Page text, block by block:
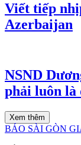
Viết tiếp
Azerbaijan
NSND
phải luôn là
Xem thêm
BÁO SÀI GÒN